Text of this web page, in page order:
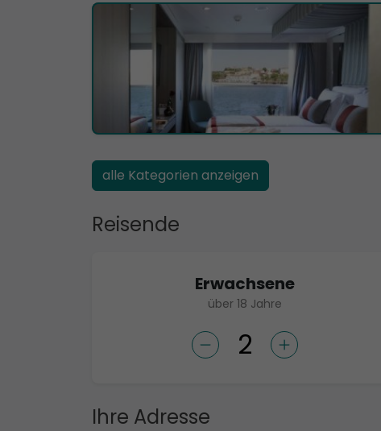
alle Kategorien anzeigen
Reisende
Erwachsene
über 18 Jahre
Ihre Adresse